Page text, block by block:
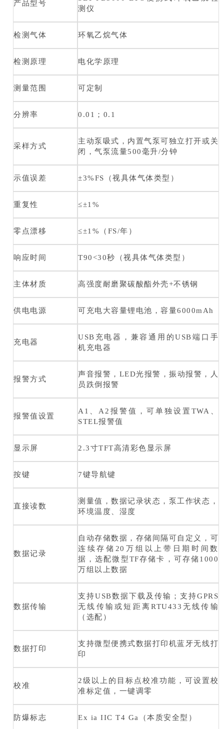
产品型号
测仪
检测气体 环氧乙烷气体
检测原理 电化学原理
测量范围 可定制
分辨率 0.01；0.1
采样方式
主动泵吸式，内置气泵可独立打开或关
闭，气泵流量500毫升/分钟
示值误差 ±3%FS（视具体气体类型）
重复性 ≤±1%
零点漂移 ≤±1%（FS/年）
响应时间 T90<30秒（视具体气体类型）
主体材质 高强度耐磨聚碳酸酯外壳+不锈钢
供电电源 可充电大容量锂电池，容量6000mAh
充电器
USB充电器，兼容通用的USB端口手
机充电器
报警方式
声音报警，LED光报警，振动报警，人
员跌倒报警
报警值设置
A1、A2报警值，可单独设置TWA、
STEL报警值
显示屏 2.3寸TFT高清彩色显示屏
按键 7键导航键
直接读数
测量值，数据记录状态，泵工作状态，
环境温度、湿度
数据记录
自动存储数据，存储间隔可自定义，可
连续存储20万组以上带日期时间数
据，选配微型TF存储卡，可存储1000
万组以上数据
数据传输
支持USB数据下载及传输；支持GPRS
无线传输或短距离RTU433无线传输
（选配）
数据打印
支持微型便携式数据打印机蓝牙无线打
印
校准
2级以上的目标点校准功能，可设置校
准标定值，一键调零
防爆标志 Ex ia IIC T4 Ga（本质安全型）